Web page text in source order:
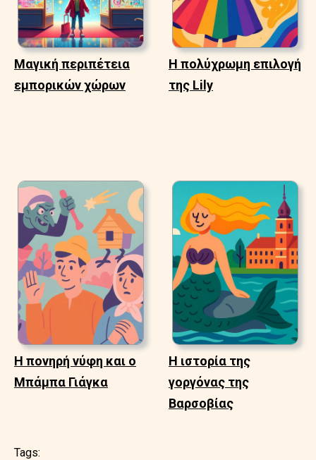
Μαγική περιπέτεια
εμπορικών χώρων
Η πολύχρωμη επιλογή
της Lily
Η πονηρή νύφη και ο
Μπάμπα Γιάγκα
Η ιστορία της
γοργόνας της
Βαρσοβίας
Tags: